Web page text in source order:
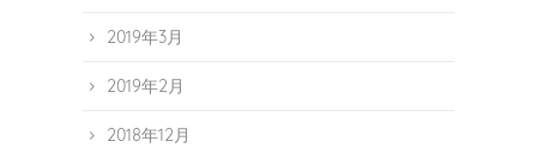
2019年3月
2019年2月
2018年12月